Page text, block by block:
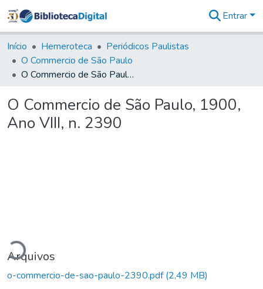
&
Coleções
Tudo na
Biblioteca
Estatísticas
Entrar
Início Hemeroteca
Periódicos Paulistas
O Commercio de São Paulo
O Commercio de São Paulo, 1900, Ano VIII, n. 2390
O Commercio de São Paulo, 1900,
Ano VIII, n. 2390
Arquivos
o-commercio-de-sao-paulo-2390.pdf(2,49 MB)